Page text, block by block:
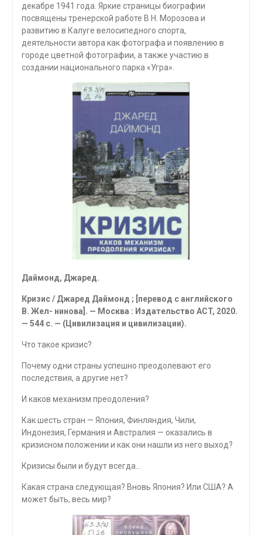
декабре 1941 года. Яркие страницы биографии
посвящены тренерской работе В Н. Морозова и
развитию в Калуге велосипедного спорта,
деятельности автора как фотографа и появлению в
городе цветной фотографии, а также участию в
создании национального парка «Угра».
Даймонд, Джаред.
Кризис / Джаред Даймонд ; [перевод с английского
В. Жел- нинова]. — Москва : Издательство ACT, 2020.
— 544 с. — (Ци­вилизация и цивилизации).
Что такое кризис?
Почему одни страны успешно преодолевают его
последствия, а дру­гие нет?
И каков механизм преодоления?
Как шесть стран — Япония, Финляндия, Чили,
Индонезия, Германия и Австралия — оказались в
кризисном положении и как они нашли из него выход?
Кризисы были и будут всегда…
Какая страна следующая? Вновь Япония? Или США? А
может быть, весь мир?